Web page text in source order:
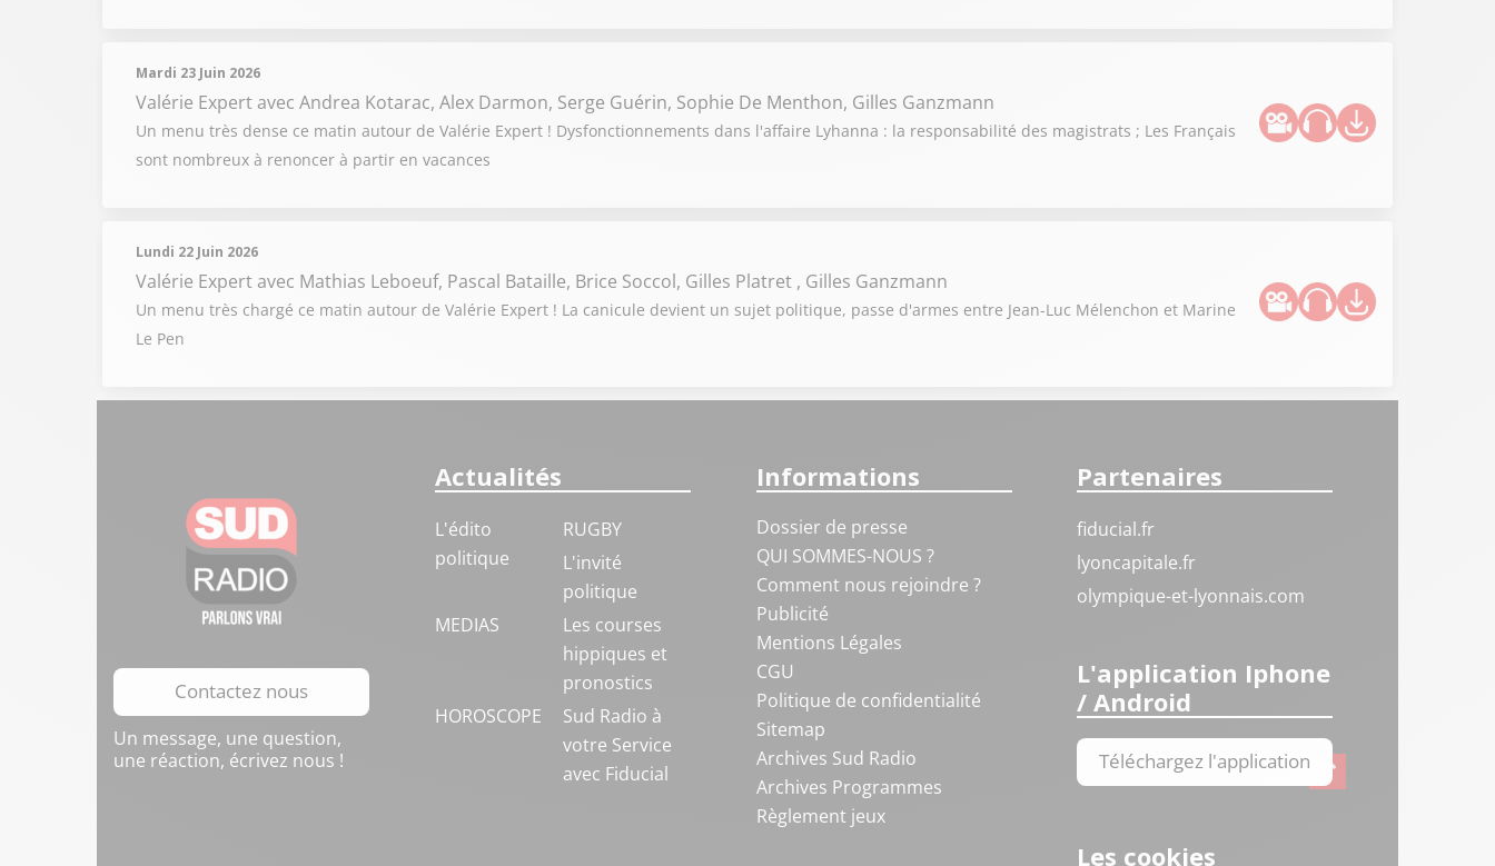
Mardi 23 Juin 2026
Valérie Expertavec Andrea Kotarac, Alex Darmon, Serge Guérin, Sophie De Menthon, Gilles Ganzmann
Un menu très dense ce matin autour de Valérie Expert ! Dysfonctionnements dans l'affaire Lyhanna : la responsabilité des magistrats ; Les Français
sont nombreux à renoncer à partir en vacances
Lundi 22 Juin 2026
Valérie Expertavec Mathias Leboeuf, Pascal Bataille, Brice Soccol, Gilles Platret , Gilles Ganzmann
Un menu très chargé ce matin autour de Valérie Expert ! La canicule devient un sujet politique, passe d'armes entre Jean-Luc Mélenchon et Marine
Le Pen
Contactez nous
Un message, une question,
une réaction, écrivez nous !
Actualités
L'édito
politique
RUGBY
L'invité
politique
MEDIAS
Les courses
hippiques et
pronostics
HOROSCOPE
Sud Radio à
votre Service
avec Fiducial
Informations
Dossier de presse
QUI SOMMES-NOUS ?
Comment nous rejoindre ?
Publicité
Mentions Légales
CGU
Politique de confidentialité
Sitemap
Archives Sud Radio
Archives Programmes
Règlement jeux
Partenaires
fiducial.fr
lyoncapitale.fr
olympique-et-lyonnais.com
L'application Iphone
/ Android
Téléchargez l'application
Les cookies